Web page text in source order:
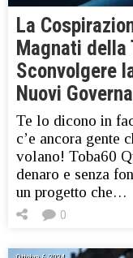
La
Magnati
Sconvolgere
Nuovi
Te lo dicono in
c’e ancora gente
volano! Toba60
denaro e senza
un progetto che…
0